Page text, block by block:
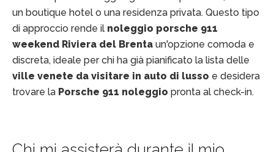
un boutique hotel o una residenza privata. Questo tipo
di approccio rende il noleggio porsche 911
weekend Riviera del Brenta un'opzione comoda e
discreta, ideale per chi ha già pianificato la lista delle
ville venete da visitare in auto di lusso e desidera
trovare la Porsche 911 noleggio pronta al check-in.